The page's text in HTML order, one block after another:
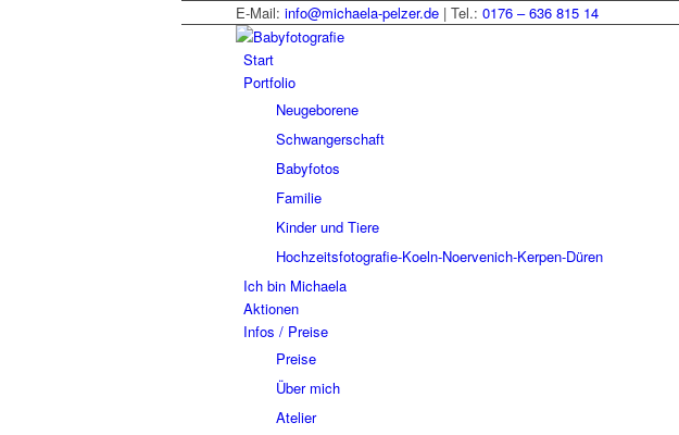
E-Mail: info@michaela-pelzer.de | Tel.: 0176 – 636 815 14
Start
Portfolio
Neugeborene
Schwangerschaft
Babyfotos
Familie
Kinder und Tiere
Hochzeitsfotografie-Koeln-Noervenich-Kerpen-Düren
Ich bin Michaela
Aktionen
Infos / Preise
Preise
Über mich
Atelier